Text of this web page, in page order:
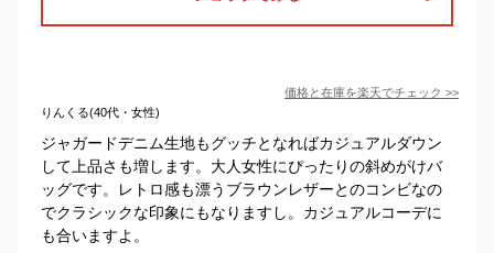
価格と在庫を楽天でチェック >>
りんくる(40代・女性)
ジャガードデニム生地もグッチとなればカジュアルダウン
して上品さも増します。大人女性にぴったりの斜めがけバ
ッグです。レトロ感も漂うブラウンレザーとのコンビなの
でクラシックな印象にもなりますし。カジュアルコーデに
も合いますよ。